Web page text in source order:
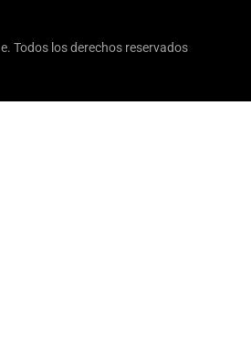
Todos los derechos reservados